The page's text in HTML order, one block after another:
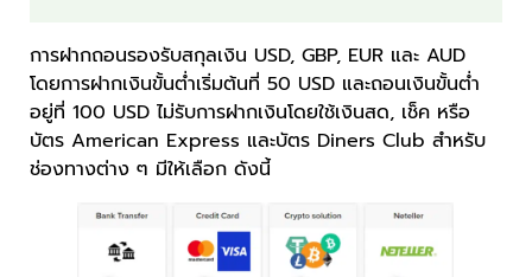
การฝากถอนรองรับสกุลเงิน USD, GBP, EUR และ AUD
โดยการฝากเงินขั้นต่ำเริ่มต้นที่ 50 USD และถอนเงินขั้นต่ำ
อยู่ที่ 100 USD ไม่รับการฝากเงินโดยใช้เงินสด, เช็ค หรือ
บัตร American Express และบัตร Diners Club สำหรับ
ช่องทางต่าง ๆ มีให้เลือก ดังนี้